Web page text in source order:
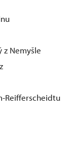
Nemyšle
Reifferscheidtu